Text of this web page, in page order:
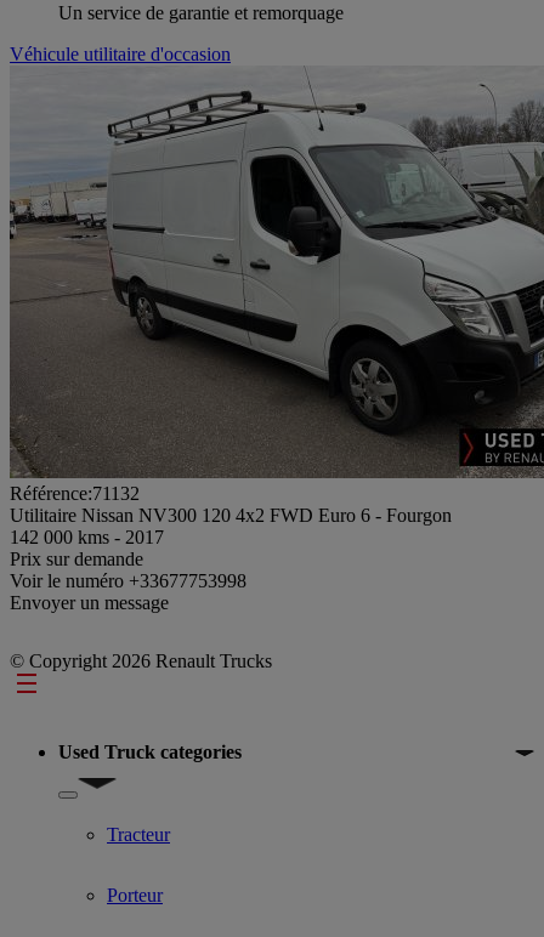
Un service de garantie et remorquage
Véhicule utilitaire d'occasion
Référence:71132
Utilitaire Nissan NV300 120 4x2 FWD Euro 6 - Fourgon
142 000 kms - 2017
Prix sur demande
Voir le numéro +33677753998
Envoyer un message
© Copyright 2026 Renault Trucks
Footer
Used Truck categories
Show submenu for Used Truck categories
Tracteur
Porteur